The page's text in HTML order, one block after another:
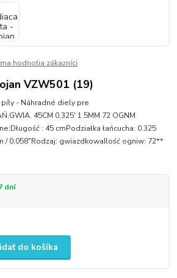
hodnotia zákazníci
VZW501 (19)
- Náhradné diely pre
45CM 0,325' 1.5MM 72 OGNM
: 45 cmPodziałka łańcucha: 0.325
/ 0,058"Rodzaj: gwiazdkowaIlość ogniw: 72**
dní
do košíka